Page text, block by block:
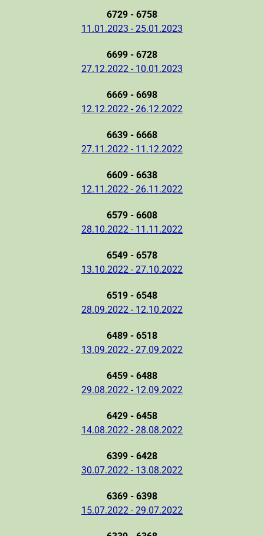
6729 - 6758
11.01.2023 - 25.01.2023
6699 - 6728
27.12.2022 - 10.01.2023
6669 - 6698
12.12.2022 - 26.12.2022
6639 - 6668
27.11.2022 - 11.12.2022
6609 - 6638
12.11.2022 - 26.11.2022
6579 - 6608
28.10.2022 - 11.11.2022
6549 - 6578
13.10.2022 - 27.10.2022
6519 - 6548
28.09.2022 - 12.10.2022
6489 - 6518
13.09.2022 - 27.09.2022
6459 - 6488
29.08.2022 - 12.09.2022
6429 - 6458
14.08.2022 - 28.08.2022
6399 - 6428
30.07.2022 - 13.08.2022
6369 - 6398
15.07.2022 - 29.07.2022